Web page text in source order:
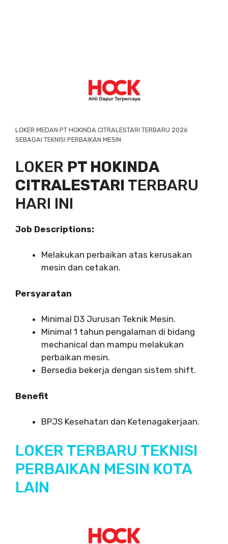
LOKER MEDAN PT HOKINDA CITRALESTARI TERBARU 2026
SEBAGAI TEKNISI PERBAIKAN MESIN
LOKER PT HOKINDA
CITRALESTARI TERBARU
HARI INI
Job Descriptions:
Melakukan perbaikan atas kerusakan
mesin dan cetakan.
Persyaratan
Minimal D3 Jurusan Teknik Mesin.
Minimal 1 tahun pengalaman di bidang
mechanical dan mampu melakukan
perbaikan mesin.
Bersedia bekerja dengan sistem shift.
Benefit
BPJS Kesehatan dan Ketenagakerjaan.
LOKER TERBARU TEKNISI
PERBAIKAN MESIN KOTA
LAIN